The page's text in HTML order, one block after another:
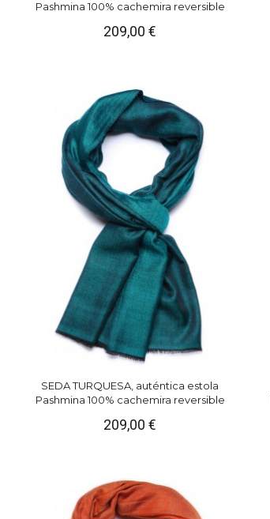
Pashmina 100% cachemira reversible
209,00 €
SEDA TURQUESA, auténtica estola
Pashmina 100% cachemira reversible
209,00 €